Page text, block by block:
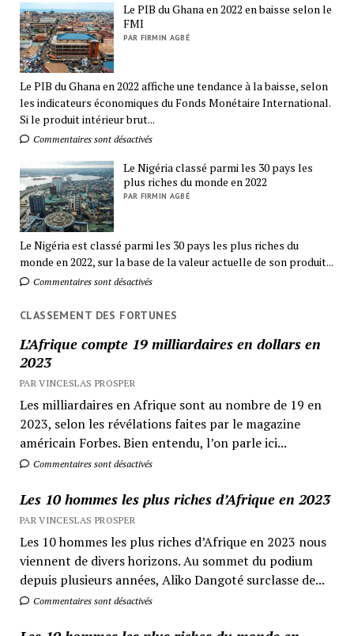
Le PIB du Ghana en 2022 en baisse selon le
FMI
PAR FIRMIN AGBÉ
Le PIB du Ghana en 2022 affiche une tendance à la baisse, selon
les indicateurs économiques du Fonds Monétaire International.
Si le produit intérieur brut...
Commentaires sont désactivés
Le Nigéria classé parmi les 30 pays les
plus riches du monde en 2022
PAR FIRMIN AGBÉ
Le Nigéria est classé parmi les 30 pays les plus riches du
monde en 2022, sur la base de la valeur actuelle de son produit...
Commentaires sont désactivés
CLASSEMENT DES FORTUNES
L’Afrique compte 19 milliardaires en dollars en
2023
PAR VINCESLAS PROSPER
Les milliardaires en Afrique sont au nombre de 19 en
2023, selon les révélations faites par le magazine
américain Forbes. Bien entendu, l’on parle ici...
Commentaires sont désactivés
Les 10 hommes les plus riches d’Afrique en 2023
PAR VINCESLAS PROSPER
Les 10 hommes les plus riches d’Afrique en 2023 nous
viennent de divers horizons. Au sommet du podium
depuis plusieurs années, Aliko Dangoté surclasse de...
Commentaires sont désactivés